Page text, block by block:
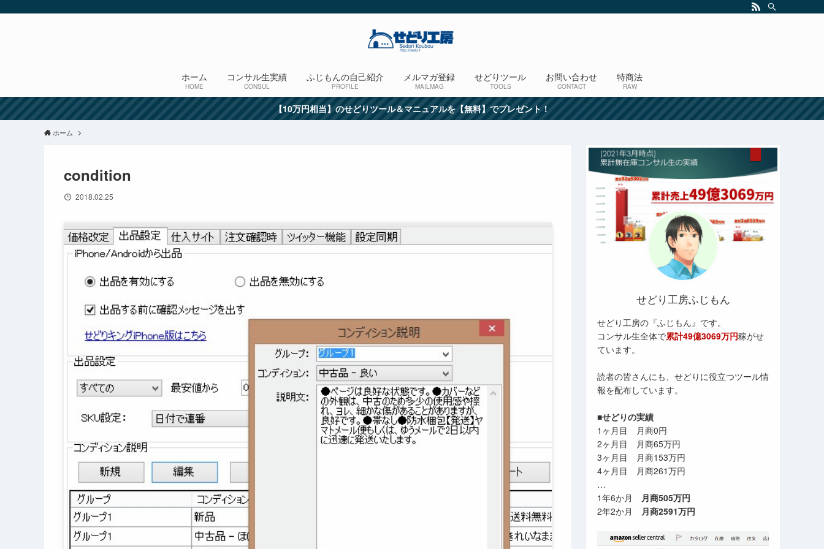
ホーム
HOME
コンサル生実績
CONSUL
ふじもんの自己紹介
PROFILE
メルマガ登録
MAILMAG
せどりツール
TOOLS
お問い合わせ
CONTACT
特商法
RAW
【10万円相当】のせどりツール＆マニュアルを【無料】でプレゼント！
ホーム
condition
2018.02.25
せどり工房ふじもん
せどり工房の『ふじもん』です。
コンサル生全体で累計49億3069万円稼がせ
ています。
読者の皆さんにも、せどりに役立つツール情
報を配布しています。
■せどりの実績
1ヶ月目 月商0円
2ヶ月目 月商65万円
3ヶ月目 月商153万円
4ヶ月目 月商261万円
…
1年6か月 月商505万円
2年2か月 月商2591万円